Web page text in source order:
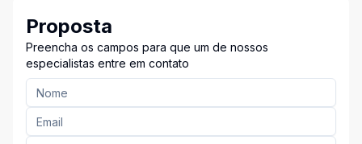
Proposta
Preencha os campos para que um de nossos
especialistas entre em contato